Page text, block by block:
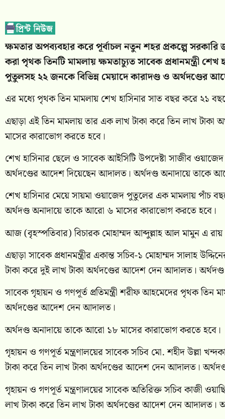
ক্ষমতার অপব্যবহার করে পূর্বাচল নতুন শহর প্রকল্পে
করা পৃথক তিনটি মামলায় ক্ষমতাচ্যুত সাবেক প্রধানমন্ত্রী
পুতুলসহ ২২ জনকে বিভিন্ন মেয়াদে কারাদণ্ড ও অর্থদণ্ডের
এর মধ্যে পৃথক তিন মামলায় শেখ হাসিনার সাত বছর করে ২১
এছাড়া এই তিন মামলায় তার এক লাখ টাকা করে তিন লাখ
মাসের কারাভোগ করতে হবে।
শেখ হাসিনার ছেলে ও সাবেক আইসিটি উপদেষ্টা সাজীব
অর্থদণ্ডের আদেশ দিয়েছেন আদালত। অর্থদণ্ড অনাদায়ে তাকে
শেখ হাসিনার মেয়ে সায়মা ওয়াজেদ পুতুলের এক মামলায় পাঁচ
অর্থদণ্ড অনাদায়ে তাকে আরো ৬ মাসের কারাভোগ করতে হবে।
আজ (বৃহস্পতিবার) বিচারক মোহাম্মদ আব্দুল্লাহ আল মামুন এ
এছাড়া সাবেক প্রধানমন্ত্রীর একান্ত সচিব-১ মোহাম্মদ সালাহ
টাকা করে দুই লাখ টাকা অর্থদণ্ডের আদেশ দেন আদালত।
সাবেক গৃহায়ন ও গণপূর্ত প্রতিমন্ত্রী শরীফ আহমেদের পৃথক
অর্থদণ্ডের আদেশ দেন আদালত।
অর্থদণ্ড অনাদায়ে তাকে আরো ১৮ মাসের কারাভোগ করতে হবে।
গৃহায়ন ও গণপূর্ত মন্ত্রণালয়ের সাবেক সচিব মো. শহীদ উল্লা
টাকা করে তিন লাখ টাকা অর্থদণ্ডের আদেশ দেন আদালত।
গৃহায়ন ও গণপূর্ত মন্ত্রণালয়ের সাবেক অতিরিক্ত সচিব কাজী
লাখ টাকা করে তিন লাখ টাকা অর্থদণ্ডের আদেশ দেন